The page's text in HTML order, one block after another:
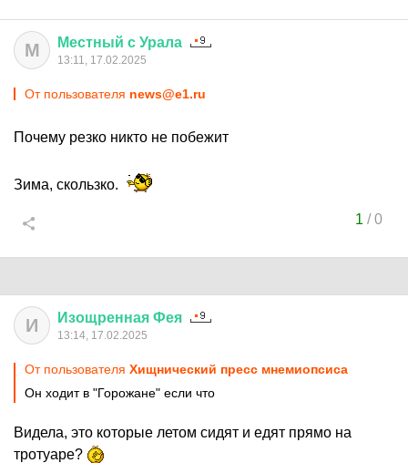
М Местный с Урала
13:11, 17.02.2025
От пользователя news@e1.ru
Почему резко никто не побежит
Зима, скользко.
1 /0
И Изощренная Фея
13:14, 17.02.2025
От пользователя Хищнический пресс мнемиопсиса
Он ходит в "Горожане" если что
Видела, это которые летом сидят и едят прямо на
тротуаре?